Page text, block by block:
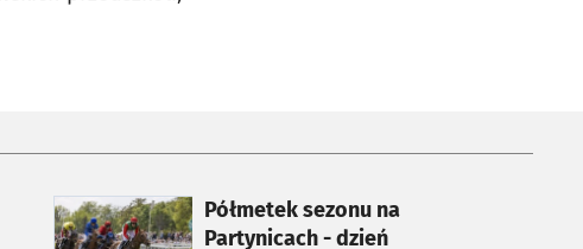
Półmetek sezonu na
Partynicach - dzień
otworzy się w nowej karcie